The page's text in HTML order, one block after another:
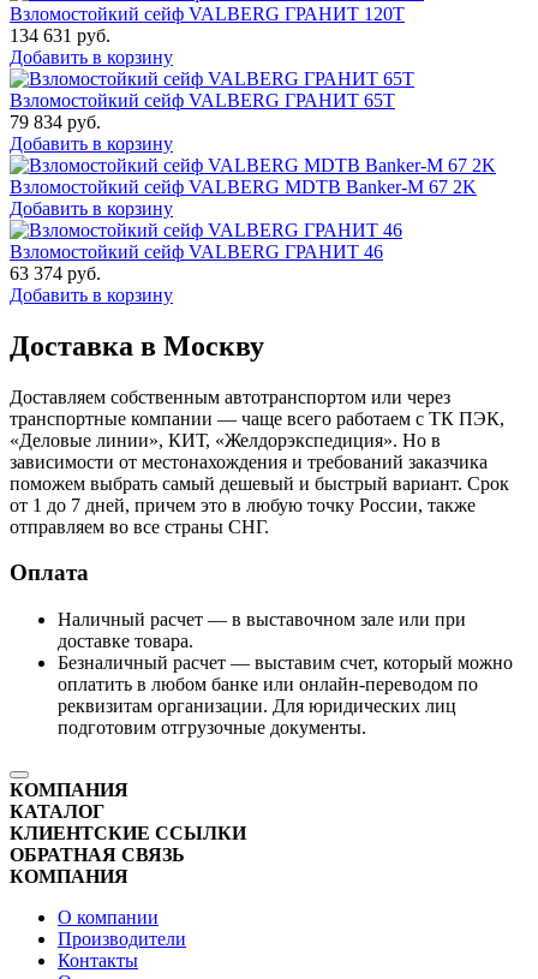
Взломостойкий сейф VALBERG ГРАНИТ 120Т
134 631 руб.
Добавить в корзину
Взломостойкий сейф VALBERG ГРАНИТ 65Т
79 834 руб.
Добавить в корзину
Взломостойкий сейф VALBERG MDTB Banker-M 67 2K
Добавить в корзину
Взломостойкий сейф VALBERG ГРАНИТ 46
63 374 руб.
Добавить в корзину
Доставка в Москву
Доставляем собственным автотранспортом или через
транспортные компании — чаще всего работаем с ТК ПЭК,
«Деловые линии», КИТ, «Желдорэкспедиция». Но в
зависимости от местонахождения и требований заказчика
поможем выбрать самый дешевый и быстрый вариант. Срок
от 1 до 7 дней, причем это в любую точку России, также
отправляем во все страны СНГ.
Оплата
Наличный расчет — в выставочном зале или при
доставке товара.
Безналичный расчет — выставим счет, который можно
оплатить в любом банке или онлайн-переводом по
реквизитам организации. Для юридических лиц
подготовим отгрузочные документы.
КОМПАНИЯ
КАТАЛОГ
КЛИЕНТСКИЕ ССЫЛКИ
ОБРАТНАЯ СВЯЗЬ
КОМПАНИЯ
О компании
Производители
Контакты